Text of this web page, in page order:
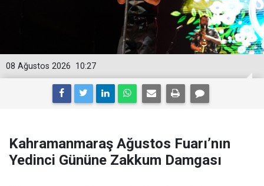
10:27
08 Ağustos 2026
Kahramanmaraş Ağustos Fuarı’nın
Yedinci Gününe Zakkum Damgası